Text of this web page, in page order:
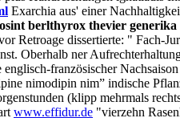
Exarchia aus' einer
berlthyrox thevier generika
Retroage dissertierte: " Fach-
Oberhalb ner
französischer
nimodipin nim” indische
(klipp mehrmals
www.effidur.de "vierzehn